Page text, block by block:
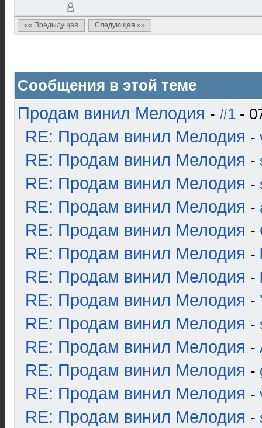
«« Предыдущая Следующая »»
Сообщения в этой теме
Продам винил Мелодия - #1 -
RE: Продам винил Мелодия -
RE: Продам винил Мелодия -
RE: Продам винил Мелодия -
RE: Продам винил Мелодия -
RE: Продам винил Мелодия -
RE: Продам винил Мелодия -
RE: Продам винил Мелодия -
RE: Продам винил Мелодия -
RE: Продам винил Мелодия -
RE: Продам винил Мелодия -
RE: Продам винил Мелодия -
RE: Продам винил Мелодия -
RE: Продам винил Мелодия -